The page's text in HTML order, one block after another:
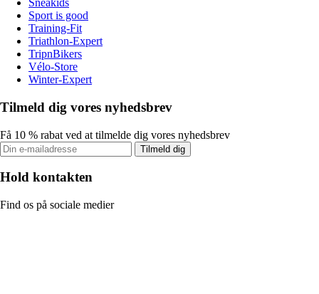
Sneakids
Sport is good
Training-Fit
Triathlon-Expert
TripnBikers
Vélo-Store
Winter-Expert
Tilmeld dig vores nyhedsbrev
Få 10 % rabat ved at tilmelde dig vores nyhedsbrev
Tilmeld dig
Hold kontakten
Find os på sociale medier